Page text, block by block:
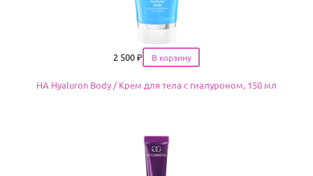
Цена
2 500 ₽
HA Hyaluron Body / Крем для тела с гиалуроном, 150 мл